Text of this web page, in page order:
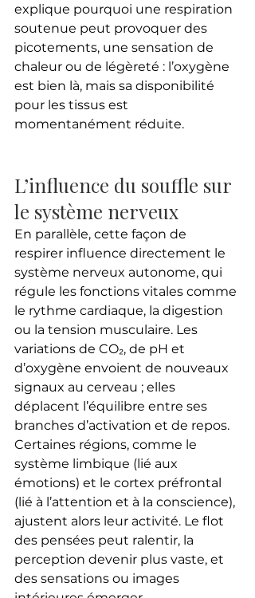
explique pourquoi une respiration
soutenue peut provoquer des
picotements, une sensation de
chaleur ou de légèreté : l’oxygène
est bien là, mais sa disponibilité
pour les tissus est
momentanément réduite.
L’influence du souffle sur
le système nerveux
En parallèle, cette façon de
respirer influence directement le
système nerveux autonome, qui
régule les fonctions vitales comme
le rythme cardiaque, la digestion
ou la tension musculaire. Les
variations de CO₂, de pH et
d’oxygène envoient de nouveaux
signaux au cerveau ; elles
déplacent l’équilibre entre ses
branches d’activation et de repos.
Certaines régions, comme le
système limbique (lié aux
émotions) et le cortex préfrontal
(lié à l’attention et à la conscience),
ajustent alors leur activité. Le flot
des pensées peut ralentir, la
perception devenir plus vaste, et
des sensations ou images